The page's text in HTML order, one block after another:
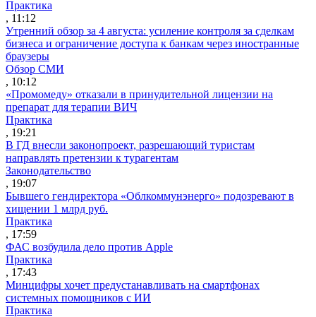
Практика
, 11:12
Утренний обзор за 4 августа: усиление контроля за сделкам
бизнеса и ограничение доступа к банкам через иностранные
браузеры
Обзор СМИ
, 10:12
«Промомеду» отказали в принудительной лицензии на
препарат для терапии ВИЧ
Практика
, 19:21
В ГД внесли законопроект, разрешающий туристам
направлять претензии к турагентам
Законодательство
, 19:07
Бывшего гендиректора «Облкоммунэнерго» подозревают в
хищении 1 млрд руб.
Практика
, 17:59
ФАС возбудила дело против Apple
Практика
, 17:43
Минцифры хочет предустанавливать на смартфонах
системных помощников с ИИ
Практика